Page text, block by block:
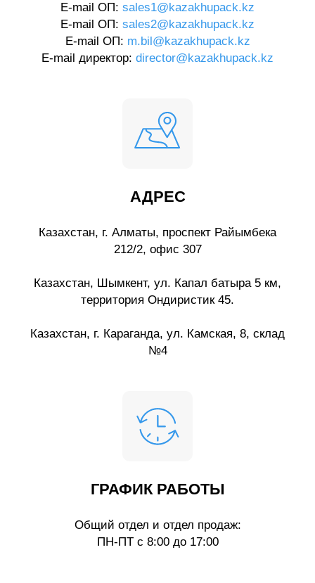
E-mail ОП: sales1@kazakhupack.kz
E-mail ОП: sales2@kazakhupack.kz
E-mail ОП: m.bil@kazakhupack.kz
E-mail директор: director@kazakhupack.kz
АДРЕС
Казахстан, г. Алматы, проспект Райымбека
212/2, офис 307
Казахстан, Шымкент, ул. Капал батыра 5 км,
территория Ондиристик 45.
Казахстан, г. Караганда, ул. Камская, 8, склад
№4
ГРАФИК РАБОТЫ
Общий отдел и отдел продаж:
ПН-ПТ с 8:00 до 17:00